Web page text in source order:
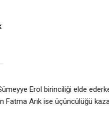
Erol birinciliği elde
Fatma Arık ise üçüncülüğü